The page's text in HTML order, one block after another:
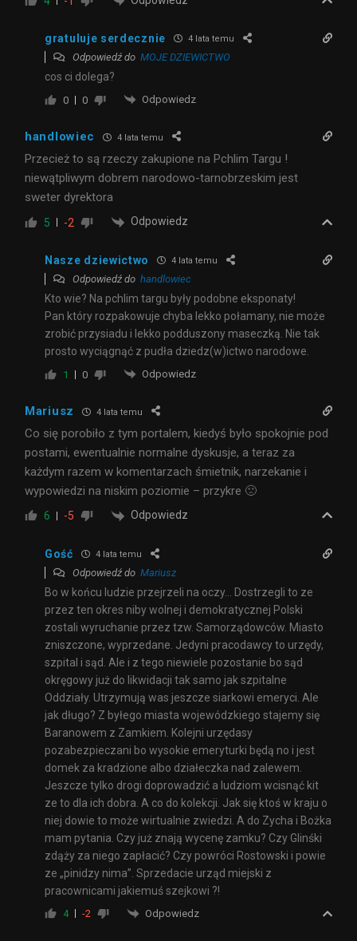
gratuluje serdecznie 4 lata temu
Odpowiedź do MOJE DZIEWICTWO
cos ci dolega?
0 0 Odpowiedz
handlowiec 4 lata temu
Przecież to są rzeczy zakupione na Pchlim Targu !
niewątpliwym dobrem narodowo-tarnobrzeskim jest
sweter dyrektora
5 -2 Odpowiedz
Nasze dziewictwo 4 lata temu
Odpowiedź do handlowiec
Kto wie? Na pchlim targu były podobne eksponaty!
Pan który rozpakowuje chyba lekko połamany, nie może
zrobić przysiadu i lekko podduszony maseczką. Nie tak
prosto wyciągnąć z pudła dziedz(w)ictwo narodowe.
1 0 Odpowiedz
Mariusz 4 lata temu
Co się porobiło z tym portalem, kiedyś było spokojnie pod
postami, ewentualnie normalne dyskusje, a teraz za
każdym razem w komentarzach śmietnik, narzekanie i
wypowiedzi na niskim poziomie – przykre 🙁
6 -5 Odpowiedz
Gość 4 lata temu
Odpowiedź do Mariusz
Bo w końcu ludzie przejrzeli na oczy… Dostrzegli to ze
przez ten okres niby wolnej i demokratycznej Polski
zostali wyruchanie przez tzw. Samorządowców. Miasto
zniszczone, wyprzedane. Jedyni pracodawcy to urzędy,
szpital i sąd. Ale i z tego niewiele pozostanie bo sąd
okręgowy już do likwidacji tak samo jak szpitalne
Oddziały. Utrzymują was jeszcze siarkowi emeryci. Ale
jak długo? Z byłego miasta wojewódzkiego stajemy się
Baranowem z Zamkiem. Kolejni urzędasy
pozabezpieczani bo wysokie emeryturki będą no i jest
domek za kradzione albo działeczka nad zalewem.
Jeszcze tylko drogi doprowadzić a ludziom wcisnąć kit
ze to dla ich dobra. A co do kolekcji. Jak się ktoś w kraju o
niej dowie to może wirtualnie zwiedzi. A do Zycha i Bożka
mam pytania. Czy już znają wycenę zamku? Czy Glinśki
zdąży za niego zapłacić? Czy powróci Rostowski i powie
ze „pinidzy nima”. Sprzedacie urząd miejski z
pracownicami jakiemuś szejkowi ?!
4 -2 Odpowiedz